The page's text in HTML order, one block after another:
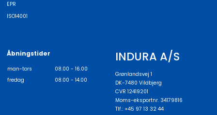
EPR
ISO14001
Åbningstider
man-tors
08.00 - 16.00
fredag
08.00 - 14.00
INDURA A/S
Grønlandsvej 1
DK-7480 Vildbjerg
CVR 12419201
Moms-eksportnr. 34179816
Tlf.: +45 97 13 32 44